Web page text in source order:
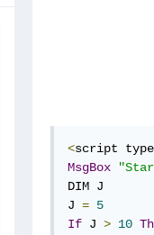
<script type
MsgBox
DIM J
J = 5
If J > 10